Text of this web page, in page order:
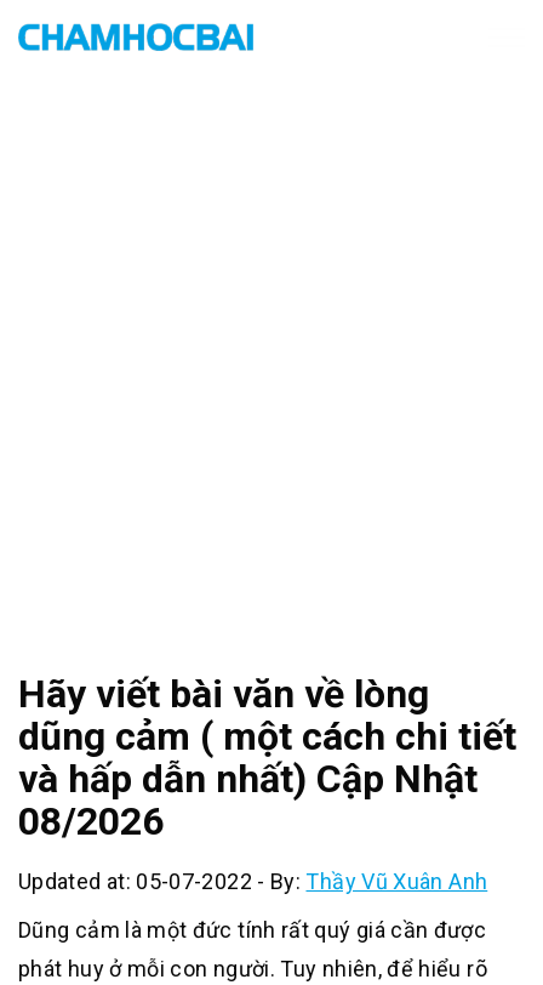
Hãy viết bài văn về lòng
dũng cảm ( một cách chi tiết
và hấp dẫn nhất) Cập Nhật
08/2026
Updated at: 05-07-2022 - By:Thầy Vũ Xuân Anh
Dũng cảm là một đức tính rất quý giá cần được
phát huy ở mỗi con người. Tuy nhiên, để hiểu rõ